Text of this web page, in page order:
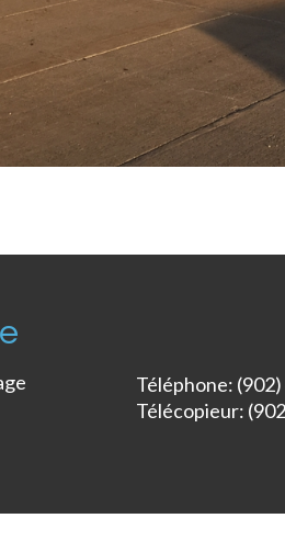
Téléphone:
Télécopieur: